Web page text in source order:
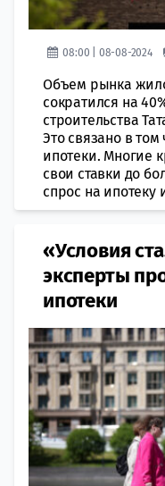
08:00 | 08-08-2024
Объем рынка
сократился на
строительства
Это связано в
ипотеки. Многие
свои ставки до
спрос на ипотеку
«Условия
эксперты
ипотеки